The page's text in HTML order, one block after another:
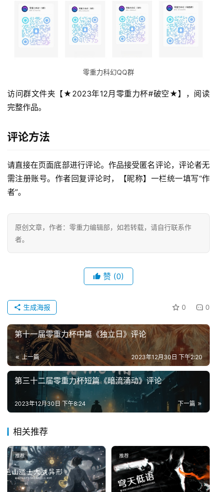
零
科
幻
征
稿
文
章
科
幻
资
主
科
幻
小
说
登录 注册
零重力科幻QQ群
访问群文件夹【★2023年12月零重力杯#破空★】，阅读
完整作品。
评论方法
请直接在页面底部进行评论。作品接受匿名评论，评论者无
需注册账号。作者回复评论时，【昵称】一栏统一填写“作
者”。
原创文章，作者：零重力编辑部，如若转载，请自行联系作
者。
赞 (0)
0 0
生成海报
第十一届零重力杯中篇《独立日》评论
上一篇 2023年12月30日 下午2:20
第三十二届零重力杯短篇《暗流涌动》评论
下一篇
2023年12月30日 下午8:24
相关推荐
推荐 推荐